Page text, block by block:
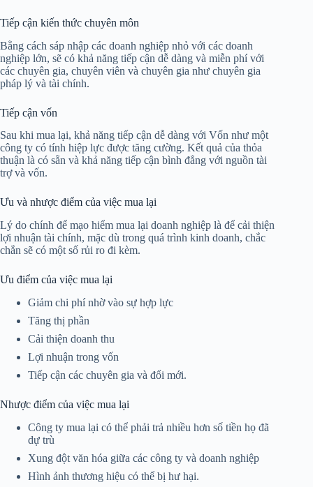
Tiếp cận kiến ​​thức chuyên môn
Bằng cách sáp nhập các doanh nghiệp nhỏ với các doanh
nghiệp lớn, sẽ có khả năng tiếp cận dễ dàng và miễn phí với
các chuyên gia, chuyên viên và chuyên gia như chuyên gia
pháp lý và tài chính.
Tiếp cận vốn
Sau khi mua lại, khả năng tiếp cận dễ dàng với Vốn như một
công ty có tính hiệp lực được tăng cường. Kết quả của thỏa
thuận là có sẵn và khả năng tiếp cận bình đẳng với nguồn tài
trợ và vốn.
Ưu và nhược điểm của việc mua lại
Lý do chính để mạo hiểm mua lại doanh nghiệp là để cải thiện
lợi nhuận tài chính, mặc dù trong quá trình kinh doanh, chắc
chắn sẽ có một số rủi ro đi kèm.
Ưu điểm của việc mua lại
Giảm chi phí nhờ vào sự hợp lực
Tăng thị phần
Cải thiện doanh thu
Lợi nhuận trong vốn
Tiếp cận các chuyên gia và đổi mới.
Nhược điểm của việc mua lại
Công ty mua lại có thể phải trả nhiều hơn số tiền họ đã
dự trù
Xung đột văn hóa giữa các công ty và doanh nghiệp
Hình ảnh thương hiệu có thể bị hư hại.